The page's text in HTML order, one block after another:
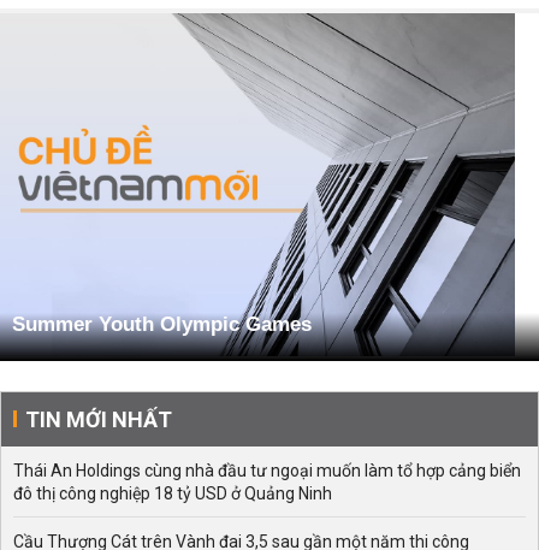
Summer Youth Olympic Games
TIN MỚI NHẤT
Thái An Holdings cùng nhà đầu tư ngoại muốn làm tổ hợp cảng biển
đô thị công nghiệp 18 tỷ USD ở Quảng Ninh
Cầu Thượng Cát trên Vành đai 3,5 sau gần một năm thi công